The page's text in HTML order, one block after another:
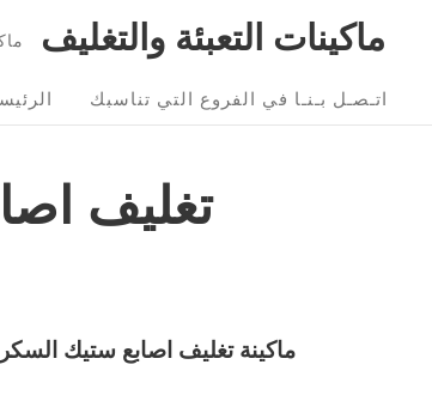
content
ماكينات التعبئة والتغليف
Site
Navigation
اتـصـل بـنـا في الفروع التي تناسبك
تغليف
ماكينةتغليف اصابع ستيك السكر